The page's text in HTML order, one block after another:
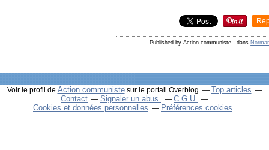
Published by Action communiste - dans
Voir le profil de Action communistesur le portail Overblog
Top articles
Contact
Signaler un abus
C.G.U.
Cookies et données personnelles
Préférences cookies